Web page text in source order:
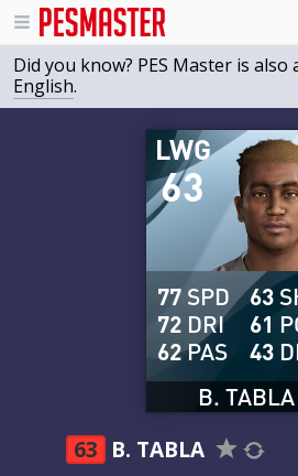
Did you know? PES Master is also
English.
63
LWG
B. TABLA
77 SPD
72 DRI
62PAS
63
61
43
63 B. TABLA